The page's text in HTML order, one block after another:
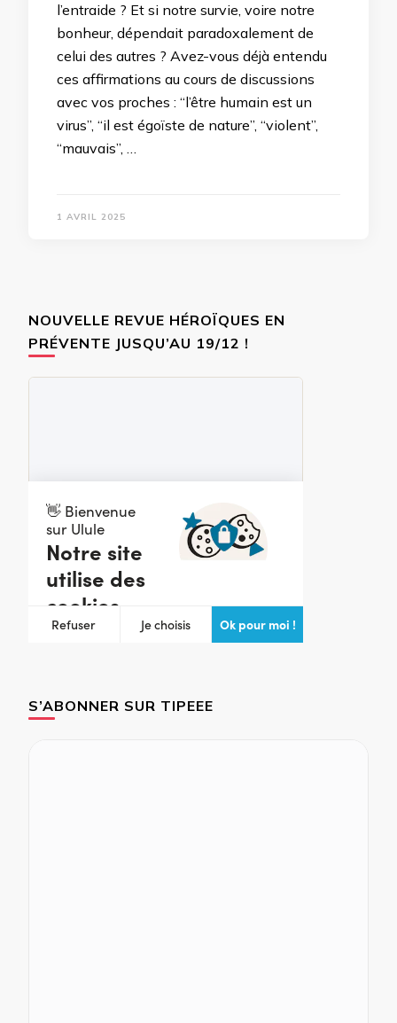
l’entraide ? Et si notre survie, voire notre
bonheur, dépendait paradoxalement de
celui des autres ? Avez-vous déjà entendu
ces affirmations au cours de discussions
avec vos proches : “l’être humain est un
virus”, “il est égoïste de nature”, “violent”,
“mauvais”, …
1 AVRIL 2025
NOUVELLE REVUE HÉROÏQUES EN
PRÉVENTE JUSQU’AU 19/12 !
S’ABONNER SUR TIPEEE